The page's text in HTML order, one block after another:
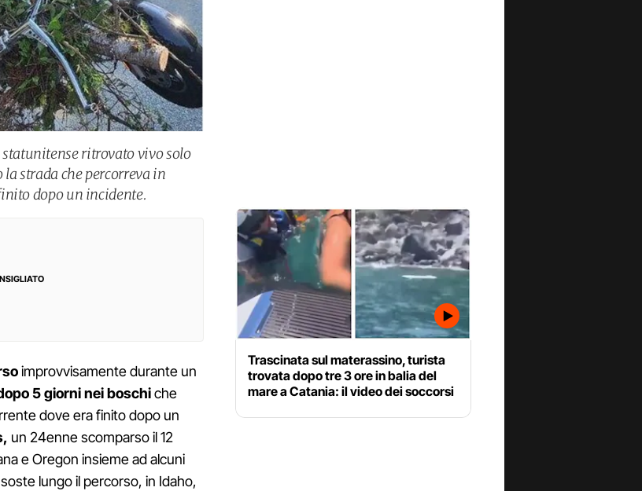
ritrovato vivo solo
strada che percorreva in
dopo un incidente.
improvvisamente durante un
5 giorni nei boschiche
dove era finito dopo un
un 24enne scomparso il 12
e Oregon insieme ad alcuni
lungo il percorso, in Idaho,
Trascinata sul materassino, turista
trovata dopo tre 3 ore in balia del
mare a Catania: il video dei soccorsi